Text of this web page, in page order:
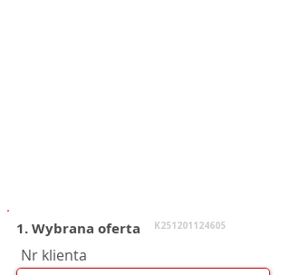
1. Wybrana oferta K251201124605
Nr klienta